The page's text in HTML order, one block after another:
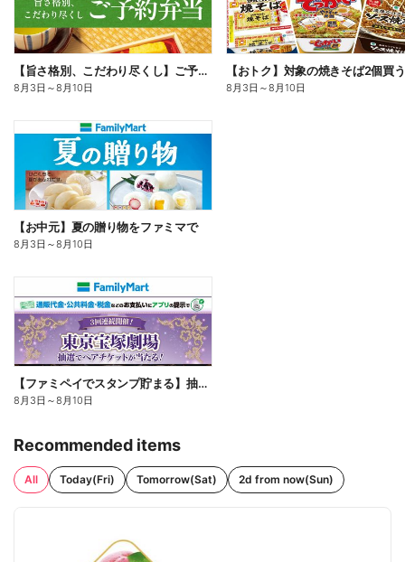
【旨さ格別、こだわり尽くし】ご予約弁当
8月3日 ～8月10日 8月3日 ～8月10日
【お中元】夏の贈り物をファミマで
8月3日 ～8月10日
【ファミペイでスタンプ貯まる】抽選でペアチケットが当たる!
8月3日 ～8月10日
Recommended items
All Today(Fri) Tomorrow(Sat) 2d from now(Sun)